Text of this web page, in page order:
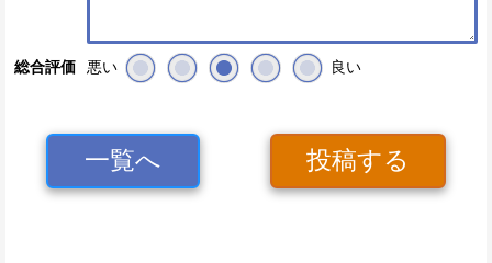
総合評価 悪い 良い
一覧へ 投稿する